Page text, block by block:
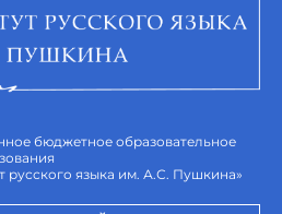
бюджетное образовательное
русского языка им. А.С. Пушкина»